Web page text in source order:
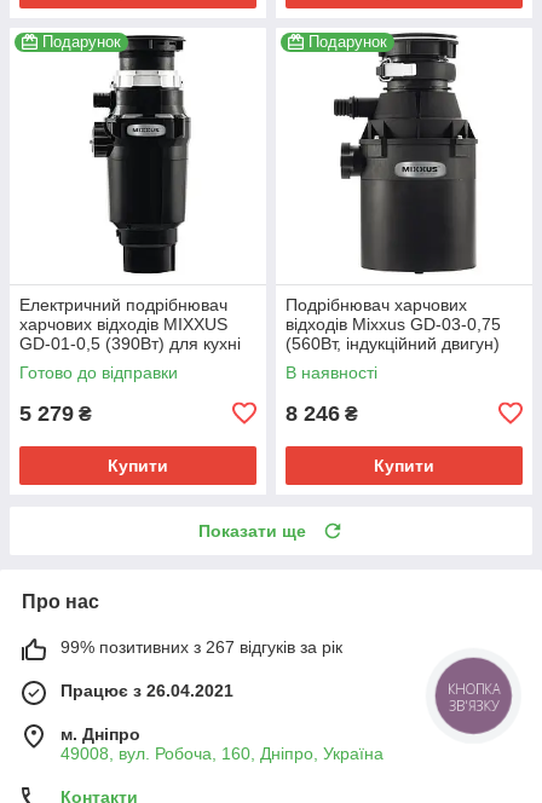
Подарунок
Електричний подрібнювач
харчових відходів MIXXUS
GD-01-0,5 (390Вт) для кухні
(MX1568)
Готово до відправки
5 279 ₴
Купити
Подарунок
Подрібнювач харчових
відходів Mixxus GD-03-0,75
(560Вт, індукційний двигун)
для кухні (MX1570)
В наявності
8 246 ₴
Купити
Показати ще
Про нас
99% позитивних з 267 відгуків за рік
Працює з 26.04.2021
м. Дніпро
49008, вул. Робоча, 160, Дніпро, Україна
Контакти
КНОПКА
ЗВ'ЯЗКУ